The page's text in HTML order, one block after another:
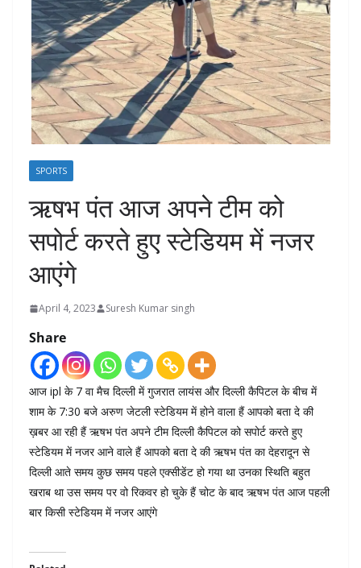
SPORTS
ऋषभ पंत आज अपने टीम को
सपोर्ट करते हुए स्टेडियम में नजर
आएंगे
April 4, 2023 Suresh Kumar singh
Share
आज ipl के 7 वा मैच दिल्ली में गुजरात लायंस और दिल्ली कैपिटल के बीच में
शाम के 7:30 बजे अरुण जेटली स्टेडियम में होने वाला हैं आपको बता दे की
ख़बर आ रही हैं ऋषभ पंत अपने टीम दिल्ली कैपिटल को सपोर्ट करते हुए
स्टेडियम में नजर आने वाले हैं आपको बता दे की ऋषभ पंत का देहरादून से
दिल्ली आते समय कुछ समय पहले एक्सीडेंट हो गया था उनका स्थिति बहुत
खराब था उस समय पर वो रिकवर हो चुके हैं चोट के बाद ऋषभ पंत आज पहली
बार किसी स्टेडियम में नजर आएंगे